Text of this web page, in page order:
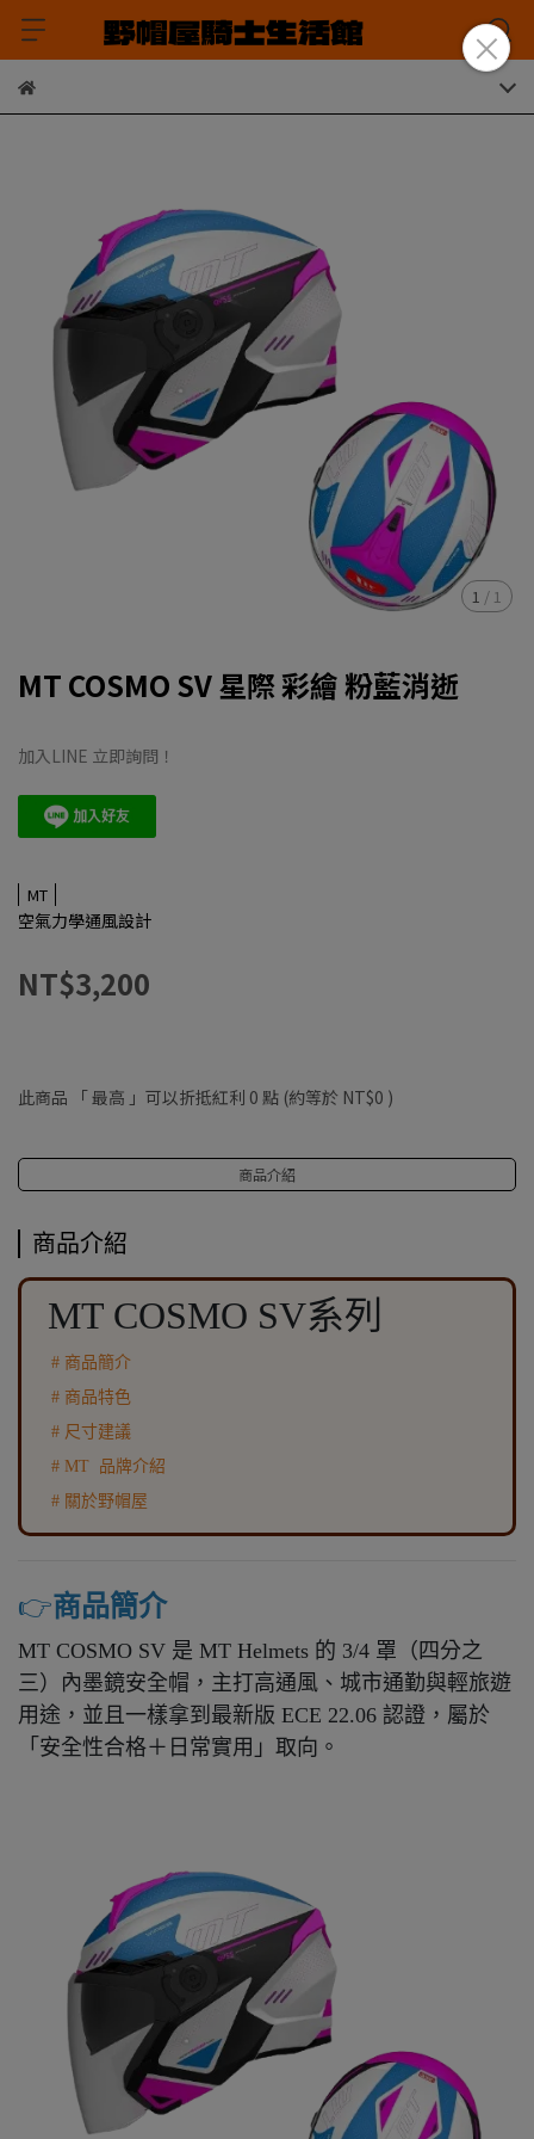
1 / 1
MT COSMO SV 星際 彩繪 粉藍消逝
加入LINE 立即詢問！
MT
空氣力學通風設計
NT$3,200
此商品 「 最高 」可以折抵紅利 0 點 (約等於 NT$0 )
商品介紹
商品介紹
MT COSMO SV系列
# 商品簡介
# 商品特色
# 尺寸建議
# MT 品牌介紹
# 關於野帽屋
👉️商品簡介
MT COSMO SV 是 MT Helmets 的 3/4 罩（四分之
三）內墨鏡安全帽，主打高通風、城市通勤與輕旅遊
用途，並且一樣拿到最新版 ECE 22.06 認證，屬於
「安全性合格＋日常實用」取向。